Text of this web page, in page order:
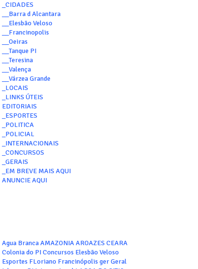
_CIDADES
__Barra d Alcantara
__Elesbão Veloso
__Francinopolis
__Oeiras
__Tanque PI
__Teresina
__Valença
__Várzea Grande
_LOCAIS
_LINKS ÚTEIS
EDITORIAIS
_ESPORTES
_POLITICA
_POLICIAL
_INTERNACIONAIS
_CONCURSOS
_GERAIS
_EM BREVE MAIS AQUI
ANUNCIE AQUI
Agua Branca AMAZONIA AROAZES CEARA
Colonia do PI Concursos Elesbão Veloso
Esportes FLoriano Francinópolis ger Geral